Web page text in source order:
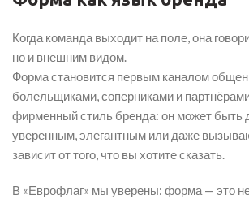
Когда команда выходит на поле, она
но и внешним видом.
Форма становится первым каналом
болельщиками, соперниками и
фирменный стиль бренда: он может быть
уверенным, элегантным или даже
зависит от того, что вы хотите сказать.
В «Еврофлаг» мы уверены: форма — это